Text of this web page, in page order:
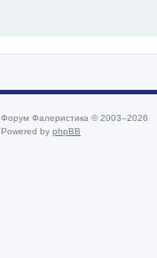
Форум Фалеристика © 2003–2026
Powered by phpBB